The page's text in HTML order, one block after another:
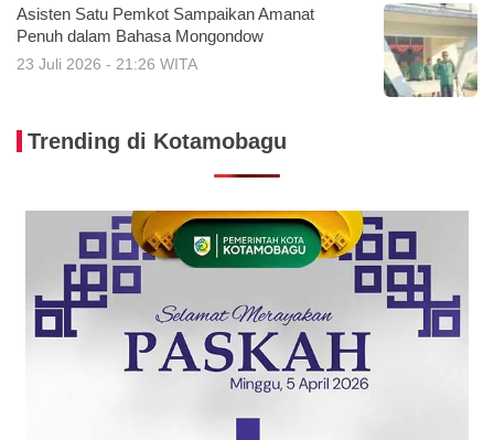
Asisten Satu Pemkot Sampaikan Amanat
Penuh dalam Bahasa Mongondow
23 Juli 2026 - 21:26 WITA
Trending di Kotamobagu